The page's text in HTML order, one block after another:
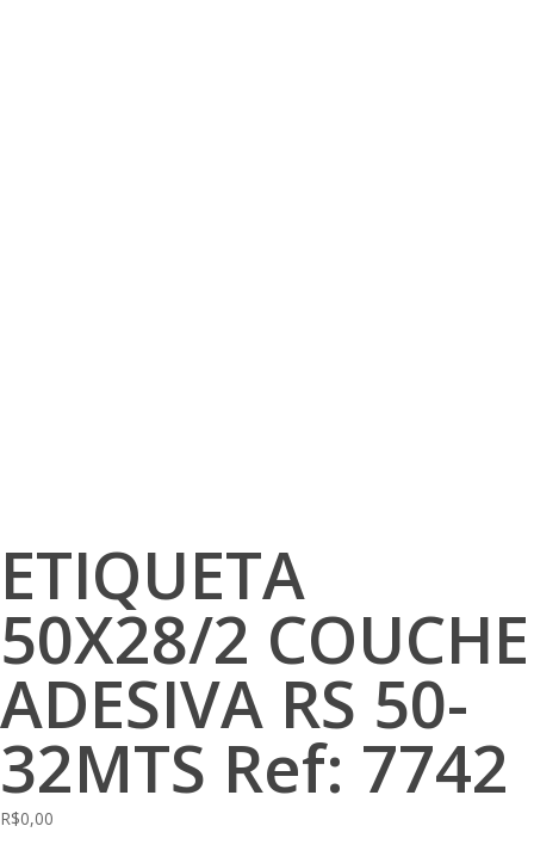
ETIQUETA
50X28/2 COUCHE
ADESIVA RS 50-
32MTS Ref: 7742
R$0,00